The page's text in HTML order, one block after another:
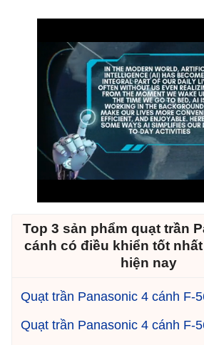
Top 3 sản phẩm quạt trần
cánh có điều khiển tốt
hiện nay
Quạt trần Panasonic 4 cánh F-
Quạt trần Panasonic 4 cánh F-